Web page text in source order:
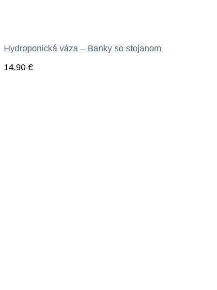
Hydroponická váza – Banky so stojanom
14.90 €